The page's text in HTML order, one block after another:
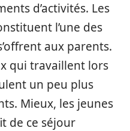
d’activités. Les
l’une des
aux parents.
qui travaillent lors
un peu plus
Mieux, les jeunes
de ce séjour